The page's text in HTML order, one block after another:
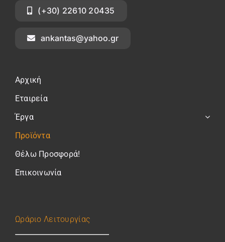
(+30) 22610 20435
ankantas@yahoo.gr
Αρχική
Εταιρεία
Έργα
Προϊόντα
Θέλω Προσφορά!
Επικοινωνία
Ωράριο Λειτουργίας